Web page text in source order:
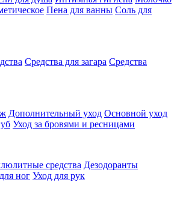
Пена для ванны Соль для
Средства для загара Средства
Дополнительный уход Основной уход
Уход за бровями и ресницами
средства Дезодоранты
ног Уход для рук